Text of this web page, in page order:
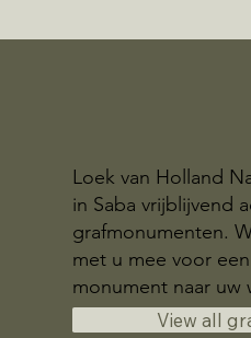
Loek van Holland
in Saba vrijblijvend
grafmonumenten.
met u mee voor
monument naar uw
View all